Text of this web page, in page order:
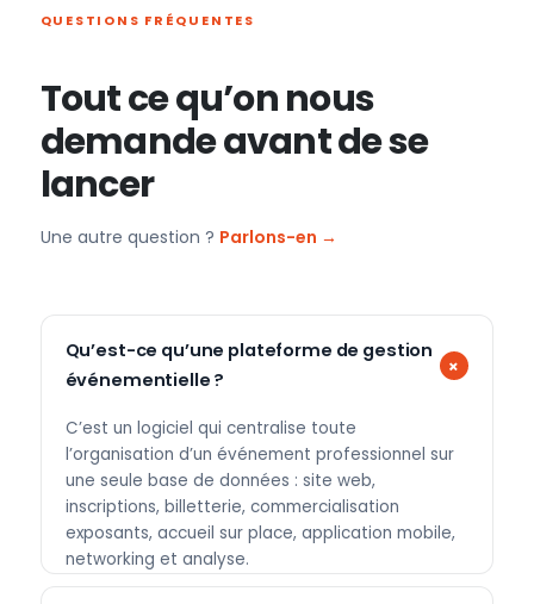
QUESTIONS FRÉQUENTES
Tout ce qu’on nous
demande avant de se
lancer
Une autre question ? Parlons-en →
Qu’est-ce qu’une plateforme de gestion
événementielle ?
C’est un logiciel qui centralise toute
l’organisation d’un événement professionnel sur
une seule base de données : site web,
inscriptions, billetterie, commercialisation
exposants, accueil sur place, application mobile,
networking et analyse.